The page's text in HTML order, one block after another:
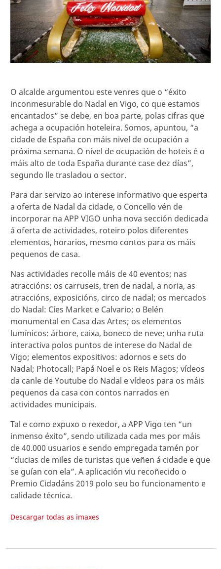
O alcalde argumentou este venres que o “éxito
inconmesurable do Nadal en Vigo, co que estamos
encantados” se debe, en boa parte, polas cifras que
achega a ocupación hoteleira. Somos, apuntou, “a
cidade de España con máis nivel de ocupación a
próxima semana. O nivel de ocupación de hoteis é o
máis alto de toda España durante case dez días”,
segundo lle trasladou o sector.
Para dar servizo ao interese informativo que esperta
a oferta de Nadal da cidade, o Concello vén de
incorporar na APP VIGO unha nova sección dedicada
á oferta de actividades, roteiro polos diferentes
elementos, horarios, mesmo contos para os máis
pequenos de casa.
Nas actividades recolle máis de 40 eventos; nas
atraccións: os carruseis, tren de nadal, a noria, as
atraccións, exposicións, circo de nadal; os mercados
do Nadal: Cíes Market e Calvario; o Belén
monumental en Casa das Artes; os elementos
lumínicos: árbore, caixa, boneco de neve; unha ruta
interactiva polos puntos de interese do Nadal de
Vigo; elementos expositivos: adornos e sets do
Nadal; Photocall; Papá Noel e os Reis Magos; vídeos
da canle de Youtube do Nadal e vídeos para os máis
pequenos da casa con contos narrados en
actividades municipais.
Tal e como expuxo o rexedor, a APP Vigo ten “un
inmenso éxito”, sendo utilizada cada mes por máis
de 40.000 usuarios e sendo empregada tamén por
“ducias de miles de turistas que veñen á cidade e que
se guían con ela”. A aplicación viu recoñecido o
Premio Cidadáns 2019 polo seu bo funcionamento e
calidade técnica.
Descargar todas as imaxes